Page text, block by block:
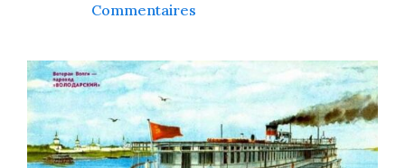
Commentaires